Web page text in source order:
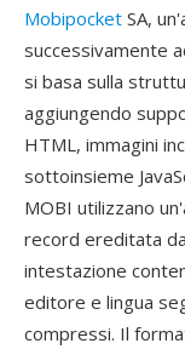
Mobipocket SA,
successivamente
si basa sulla
aggiungendo
HTML, immagini
sottoinsieme
MOBI utilizzano
record ereditata
intestazione
editore e lingua
compressi. Il